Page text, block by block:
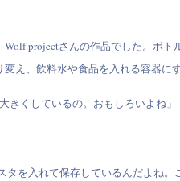
さんの作品でした。ボト
え、飲料水や食品を入れる容器に
きくしているの。おもしろいよね」
を入れて保存しているんだよね。